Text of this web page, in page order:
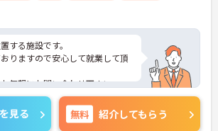
する施設です。
りますので安心して就業して頂
気軽にお問い合わせ下さい。
見る 無料 紹介してもらう